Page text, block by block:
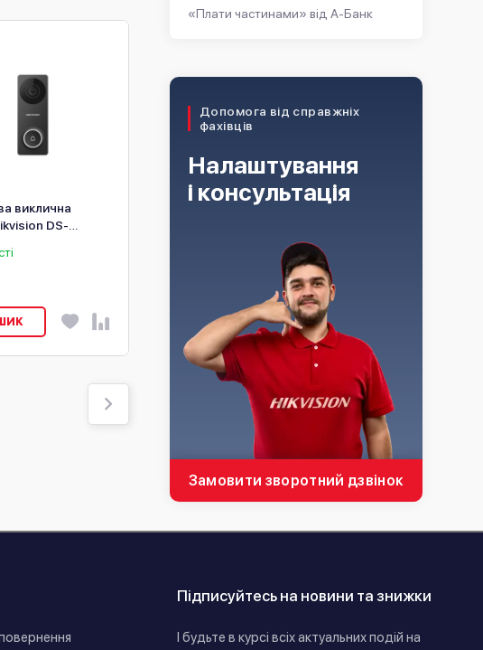
«Плати частинами» від А-Банк
Допомога від справжніх
фахівців
Налаштування
і консультація
Замовити зворотний дзвінок
виклична
DS-
Модуль сенсорного
В КОШИК
Підписуйтесь на новини та знижки
І будьте в курсі всіх актуальних подій на